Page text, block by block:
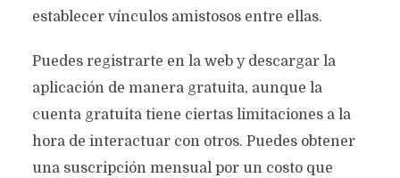
establecer vínculos amistosos entre ellas.
Puedes registrarte en la web y descargar la
aplicación de manera gratuita, aunque la
cuenta gratuita tiene ciertas limitaciones a la
hora de interactuar con otros. Puedes obtener
una suscripción mensual por un costo que